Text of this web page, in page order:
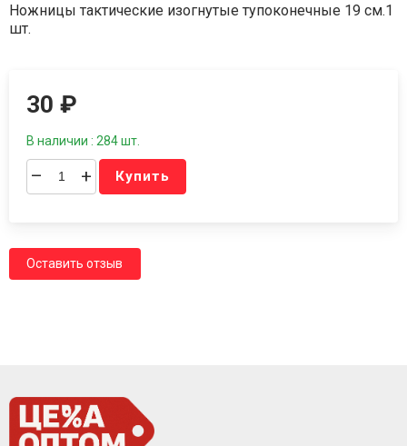
Ножницы тактические изогнутые тупоконечные 19 см.1
шт.
30₽
В наличии : 284 шт.
– + Купить
Оставить отзыв